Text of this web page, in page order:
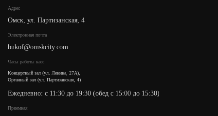
Адрес
Омск, ул. Партизанская, 4
Электронная почта
bukof@omskcity.com
Часы работы касс
Концертный зал (ул. Ленина, 27А),
Органный зал (ул. Партизанская, 4)
Ежедневно: с 11:30 до 19:30 (обед с 15:00 до 15:30)
Приемная